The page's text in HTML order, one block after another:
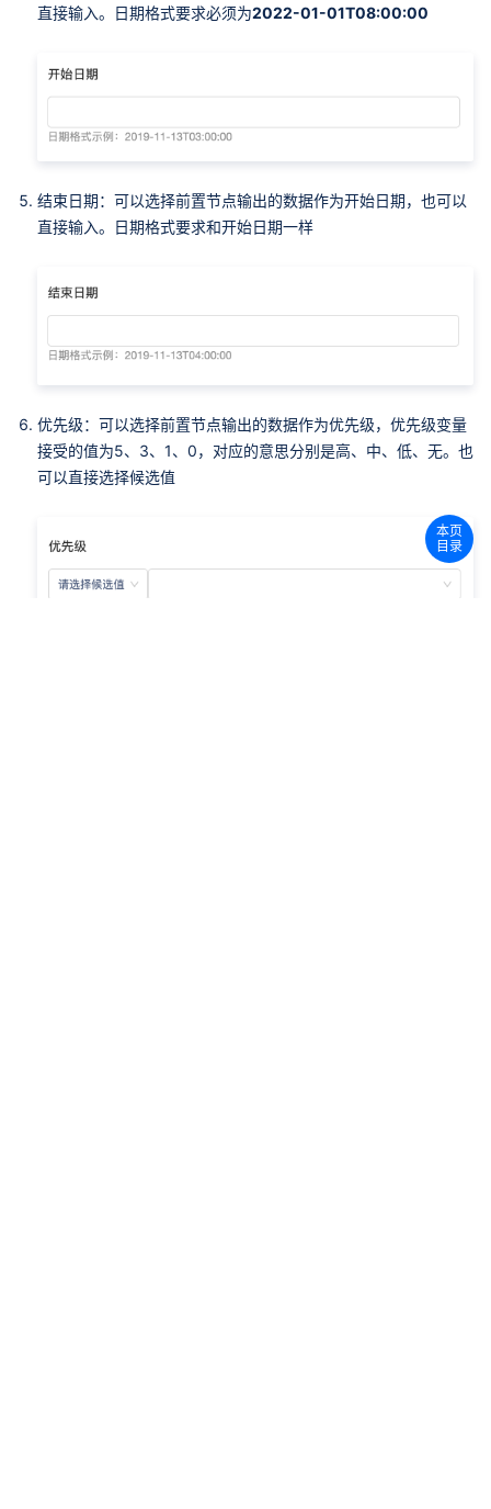
直接输入。日期格式要求必须为2022-01-01T08:00:00
结束日期：可以选择前置节点输出的数据作为开始日期，也可以
直接输入。日期格式要求和开始日期一样
优先级：可以选择前置节点输出的数据作为优先级，优先级变量
接受的值为5、3、1、0，对应的意思分别是高、中、低、无。也
可以直接选择候选值
本页
目录